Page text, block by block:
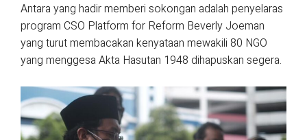
Antara yang hadir memberi sokongan adalah penyelaras
program CSO Platform for Reform Beverly Joeman
yang turut membacakan kenyataan mewakili 80 NGO
yang menggesa Akta Hasutan 1948 dihapuskan segera.